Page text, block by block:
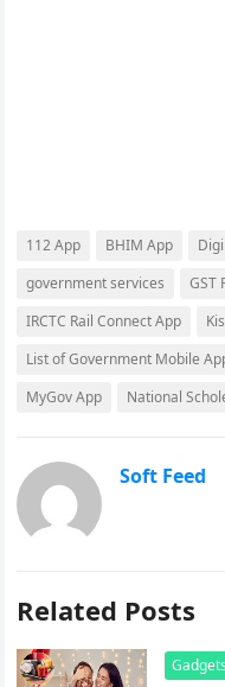
112 App BHIM App
government services
GST
IRCTC Rail Connect App
List of Government Mobile
MyGov App
National
Soft Feed
Related Posts
Gadgets